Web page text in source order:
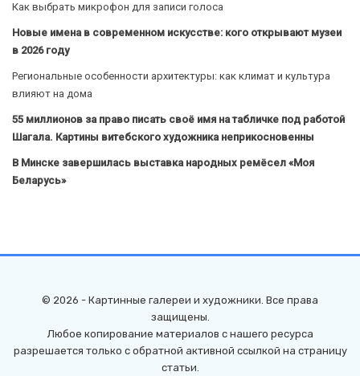
Как выбрать микрофон для записи голоса
Новые имена в современном искусстве: кого открывают музеи
в 2026 году
Региональные особенности архитектуры: как климат и культура
влияют на дома
55 миллионов за право писать своё имя на табличке под работой
Шагала. Картины витебского художника неприкосновенны
В Минске завершилась выставка народных ремёсел «Моя
Беларусь»
© 2026 - Картинные галереи и художники. Все права
защищены.
Любое копирование материалов с нашего ресурса
разрешается только с обратной активной ссылкой на страницу
статьи.